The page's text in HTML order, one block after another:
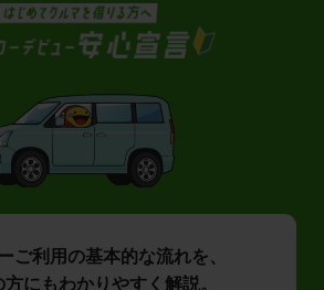
ご利用の基本的な流れを、
にもわかりやすく解説。